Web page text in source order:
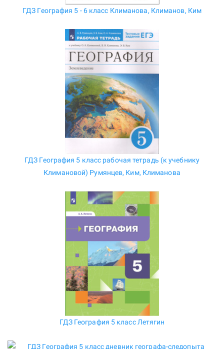
ГДЗ География 5 - 6 класс Климанова, Климанов, Ким
ГДЗ География 5 класс рабочая тетрадь (к учебнику
Климановой) Румянцев, Ким, Климанова
ГДЗ География 5 класс Летягин